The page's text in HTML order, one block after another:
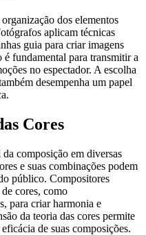
dos elementos
aplicam técnicas
guia para criar imagens
é fundamental para transmitir a
no espectador. A escolha
desempenha um papel
Cores
composição em diversas
e suas combinações podem
público. Compositores
cores, como
para criar harmonia e
da teoria das cores permite
de suas composições.